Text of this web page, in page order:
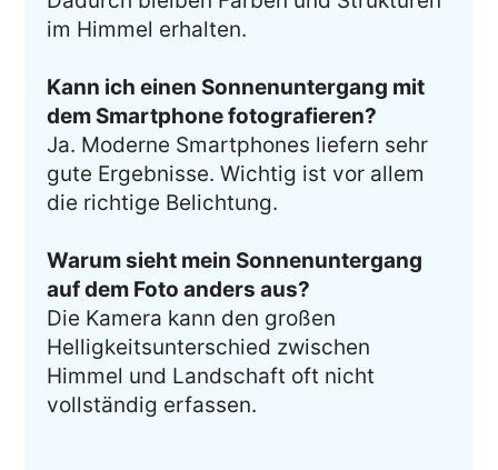
im Himmel erhalten.
Kann ich einen Sonnenuntergang mit
dem Smartphone fotografieren?
Ja. Moderne Smartphones liefern sehr
gute Ergebnisse. Wichtig ist vor allem
die richtige Belichtung.
Warum sieht mein Sonnenuntergang
auf dem Foto anders aus?
Die Kamera kann den großen
Helligkeitsunterschied zwischen
Himmel und Landschaft oft nicht
vollständig erfassen.